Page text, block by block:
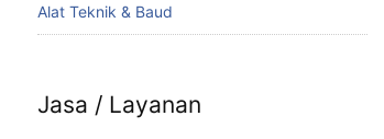
Alat Teknik & Baud
Jasa / Layanan